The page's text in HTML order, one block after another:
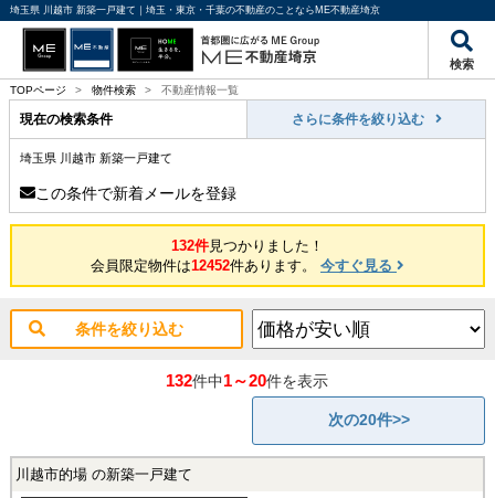
埼玉県 川越市 新築一戸建て｜埼玉・東京・千葉の不動産のことならME不動産埼京
検索
TOPページ > 物件検索 > 不動産情報一覧
現在の検索条件 さらに条件を絞り込む
埼玉県 川越市 新築一戸建て
この条件で新着メールを登録
132件見つかりました！
会員限定物件は12452件あります。 今すぐ見る
条件を絞り込む
132件中1～20件を表示
次の20件>>
川越市的場 の新築一戸建て